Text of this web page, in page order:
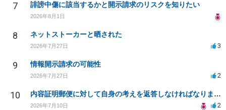
7 誹謗中傷に該当するかと開示請求のリスクを知りたい
2026年8月1日
8 ネットストーカーと晒された
2026年7月27日 3
9 情報開示請求の可能性
2026年7月27日 2
10 内容証明郵便に対して自身の考えを返答しなければなりませんか？
2026年7月10日 2